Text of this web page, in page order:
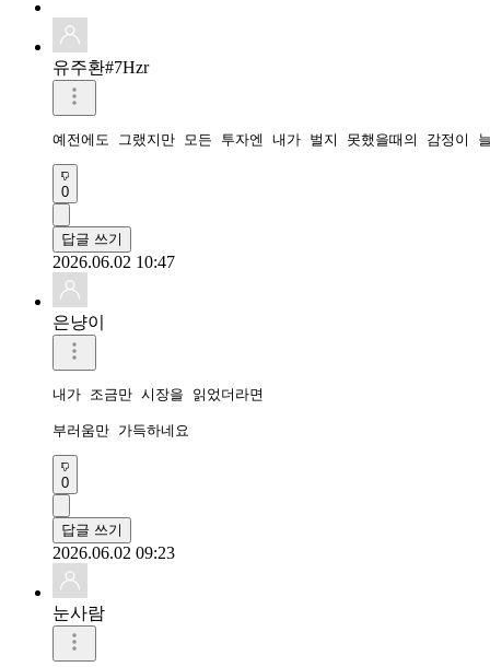
유주환#7Hzr
예전에도 그랬지만 모든 투자엔 내가 벌지 못했을때의 감정이
0
답글 쓰기
2026.06.02 10:47
은냥이
내가 조금만 시장을 읽었더라면
부러움만 가득하네요
0
답글 쓰기
2026.06.02 09:23
눈사람